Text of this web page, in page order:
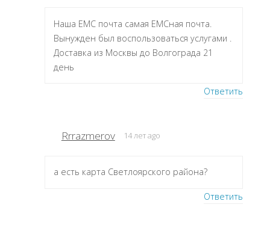
Наша ЕМС почта самая ЕМСная почта.
Вынужден был воспользоваться услугами .
Доставка из Москвы до Волгограда 21
день
Ответить
Rrrazmerov 14 лет ago
а есть карта Светлоярского района?
Ответить